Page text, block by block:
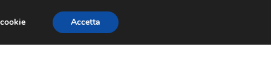
TORTE PER BAMBINI
Accetta